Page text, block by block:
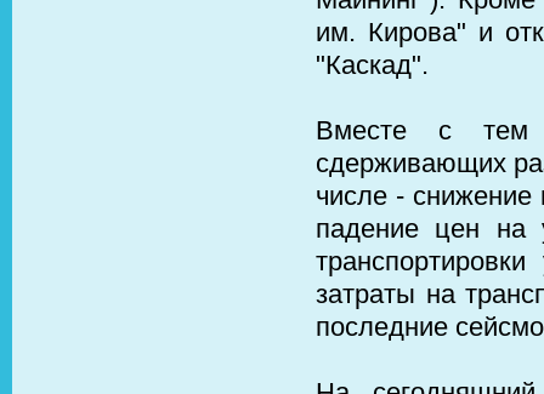
им. Кирова" и
"Каскад".
Вместе с тем
сдерживающих
числе - снижение
падение цен на
затраты на
последние